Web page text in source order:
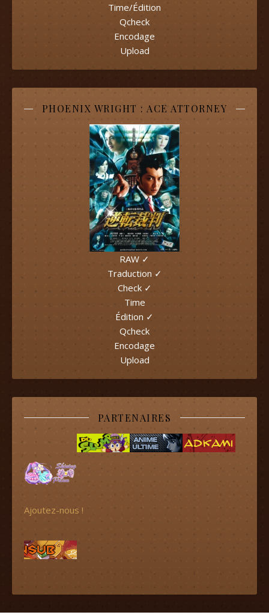
Time/Édition
Qcheck
Encodage
Upload
PHOENIX WRIGHT : ACE ATTORNEY
RAW ✓
Traduction ✓
Check ✓
Time
Édition ✓
Qcheck
Encodage
Upload
PARTENAIRES
Ajoutez-nous !